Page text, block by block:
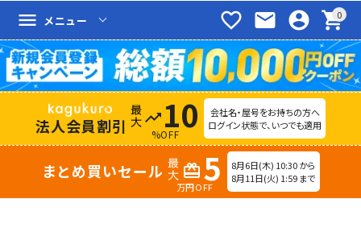
favorite_border mail account_circle shopping_cart
menu メニュー
法人会員割引 trending_up 10
%OFF
会社名・屋号をお持ちの方へ
ログイン状態で、いつでも適用
まとめ買いセール redeem 5
万円OFF
8月6日(木) 10:30 から
8月11日(火) 1:59 まで